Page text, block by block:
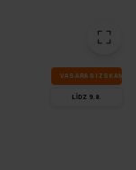
VA­SA­RAS IZ­SKA­ŅA
LĪDZ 9.8.